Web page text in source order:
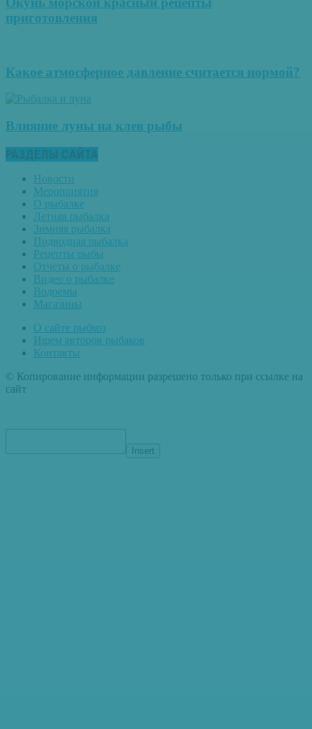
приготовления
Какое атмосферное давление считается нормой?
Влияние луны на клев рыбы
РАЗДЕЛЫ САЙТА
Новости
Мероприятия
О рыбалке
Летняя рыбалка
Зимняя рыбалка
Подводная рыбалка
Рецепты рыбы
Отчеты о рыбалке
Видео о рыбалке
Водоемы
Магазины
О сайте рыбхоз
Ищем авторов рыбаков
Контакты
© Копирование информации разрешено только при ссылке на
сайт
Insert